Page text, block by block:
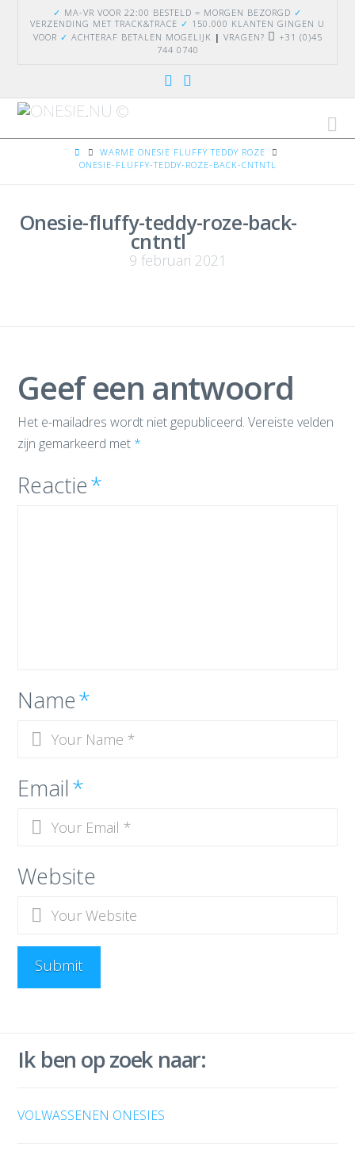
✓ MA-VR VOOR 22:00 BESTELD = MORGEN BEZORGD ✓
VERZENDING MET TRACK&TRACE ✓ 150.000 KLANTEN GINGEN U
VOOR ✓ ACHTERAF BETALEN MOGELIJK | VRAGEN?
+31 (0)45
744 0740
HOMEWARME ONESIE FLUFFY TEDDY ROZE
ONESIE-FLUFFY-TEDDY-ROZE-BACK-CNTNTL
Onesie-fluffy-teddy-roze-back-
cntntl
9 februari 2021
Geef een antwoord
Het e-mailadres wordt niet gepubliceerd. Vereiste velden
zijn gemarkeerd met *
Reactie*
Name*
Email*
Website
Ik ben op zoek naar:
VOLWASSENEN ONESIES